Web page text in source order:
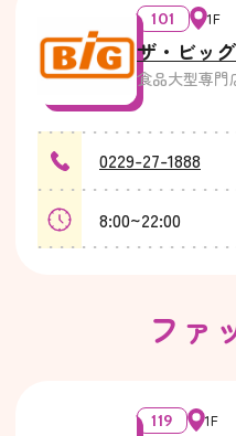
101 1F
ザ・ビッ
食品大型専門
0229-27-1888
8:00~22:00
ファ
119 1F